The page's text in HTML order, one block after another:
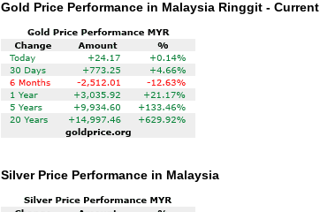
Gold Price Performance in Malaysia Ringgit - Current
Silver Price Performance in Malaysia